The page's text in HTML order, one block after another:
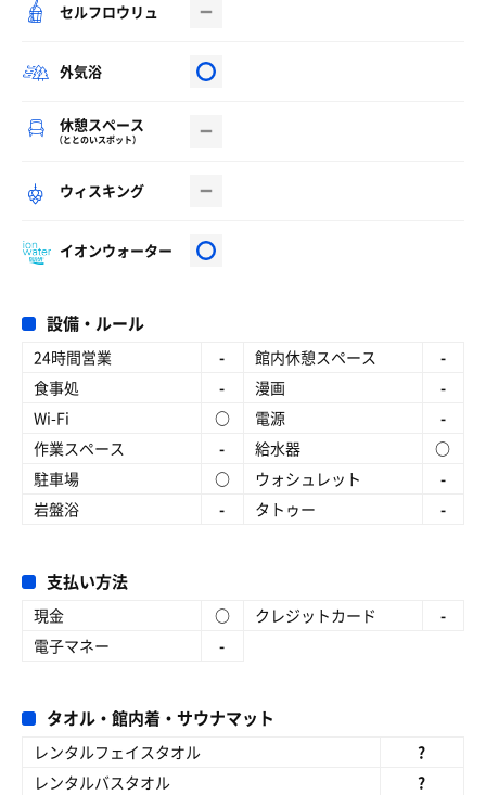
セルフロウリュ
外気浴
休憩スペース
（ととのいスポット）
ウィスキング
イオンウォーター
設備・ルール
24時間営業 - 館内休憩スペース
-
食事処
- 漫画
-
Wi-Fi
○ 電源
-
作業スペース
- 給水器
○
駐車場
○ ウォシュレット
-
岩盤浴
- タトゥー -
支払い方法
現金 ○ クレジットカード
-
電子マネー
-
タオル・館内着・サウナマット
レンタルフェイスタオル
?
レンタルバスタオル
?